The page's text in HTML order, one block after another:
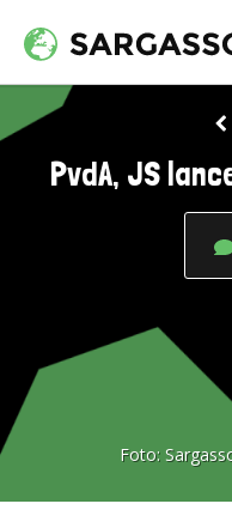
PvdA, JS
Foto: